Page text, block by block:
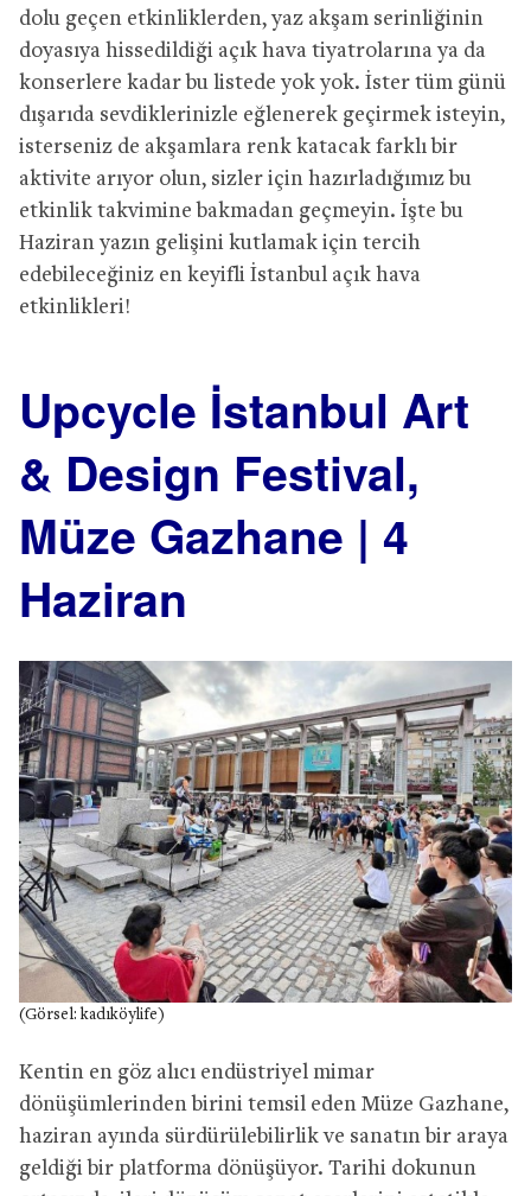
dolu geçen etkinliklerden, yaz akşam serinliğinin
doyasıya hissedildiği açık hava tiyatrolarına ya da
konserlere kadar bu listede yok yok. İster tüm günü
dışarıda sevdiklerinizle eğlenerek geçirmek isteyin,
isterseniz de akşamlara renk katacak farklı bir
aktivite arıyor olun, sizler için hazırladığımız bu
etkinlik takvimine bakmadan geçmeyin. İşte bu
Haziran yazın gelişini kutlamak için tercih
edebileceğiniz en keyifli İstanbul açık hava
etkinlikleri!
Upcycle İstanbul Art
& Design Festival,
Müze Gazhane | 4
Haziran
(Görsel: kadıköylife)
Kentin en göz alıcı endüstriyel mimar
dönüşümlerinden birini temsil eden Müze Gazhane,
haziran ayında sürdürülebilirlik ve sanatın bir araya
geldiği bir platforma dönüşüyor. Tarihi dokunun